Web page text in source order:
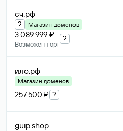
сч.рф
? Магазин доменов
3 089 999 ₽
Возможен торг
?
ило.рф
Магазин доменов
257 500 ₽ ?
guip.shop